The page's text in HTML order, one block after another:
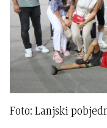
Foto: Lanjski